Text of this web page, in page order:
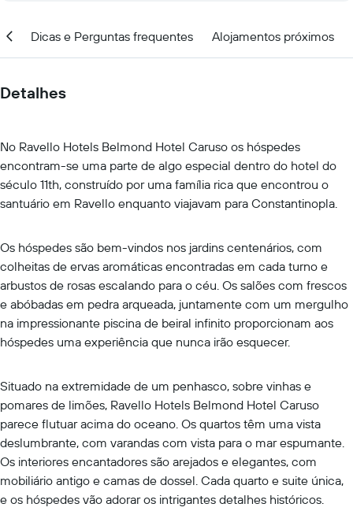
Dicas e Perguntas frequentes Alojamentos próximos
Detalhes
No Ravello Hotels Belmond Hotel Caruso os hóspedes
encontram-se uma parte de algo especial dentro do hotel do
século 11th, construído por uma família rica que encontrou o
santuário em Ravello enquanto viajavam para Constantinopla.
Os hóspedes são bem-vindos nos jardins centenários, com
colheitas de ervas aromáticas encontradas em cada turno e
arbustos de rosas escalando para o céu. Os salões com frescos
e abóbadas em pedra arqueada, juntamente com um mergulho
na impressionante piscina de beiral infinito proporcionam aos
hóspedes uma experiência que nunca irão esquecer.
Situado na extremidade de um penhasco, sobre vinhas e
pomares de limões, Ravello Hotels Belmond Hotel Caruso
parece flutuar acima do oceano. Os quartos têm uma vista
deslumbrante, com varandas com vista para o mar espumante.
Os interiores encantadores são arejados e elegantes, com
mobiliário antigo e camas de dossel. Cada quarto e suite única,
e os hóspedes vão adorar os intrigantes detalhes históricos.